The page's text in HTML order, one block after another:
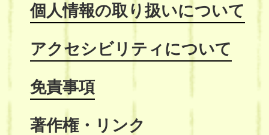
個人情報の取り扱いについて
アクセシビリティについて
免責事項
著作権・リンク